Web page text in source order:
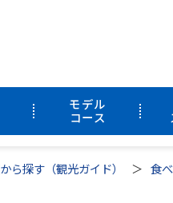
モデル
コース
ら探す（観光ガイド） 食